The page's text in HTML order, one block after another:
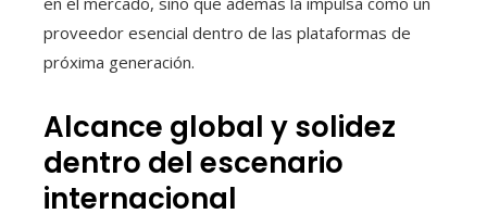
proveedor esencial dentro de las plataformas de
próxima generación.
Alcance global y solidez
dentro del escenario
internacional